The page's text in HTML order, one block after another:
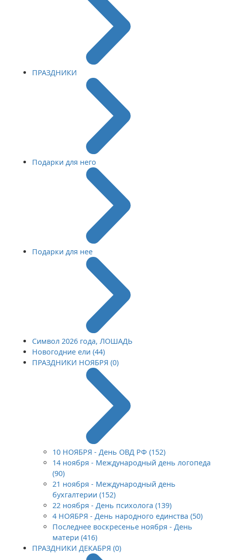
ПРАЗДНИКИ
Подарки для него
Подарки для нее
Символ 2026 года, ЛОШАДЬ
Новогодние ели (44)
ПРАЗДНИКИ НОЯБРЯ (0)
10 НОЯБРЯ - День ОВД РФ (152)
14 ноября - Международный день логопеда
(90)
21 ноября - Международный день
бухгалтерии (152)
22 ноября - День психолога (139)
4 НОЯБРЯ - День народного единства (50)
Последнее воскресенье ноября - День
матери (416)
ПРАЗДНИКИ ДЕКАБРЯ (0)